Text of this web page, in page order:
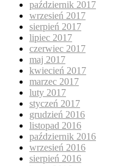
październik 2017
wrzesień 2017
sierpień 2017
lipiec 2017
czerwiec 2017
maj 2017
kwiecień 2017
marzec 2017
luty 2017
styczeń 2017
grudzień 2016
listopad 2016
październik 2016
wrzesień 2016
sierpień 2016